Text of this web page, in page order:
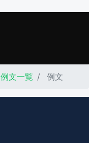
例文一覧 例文